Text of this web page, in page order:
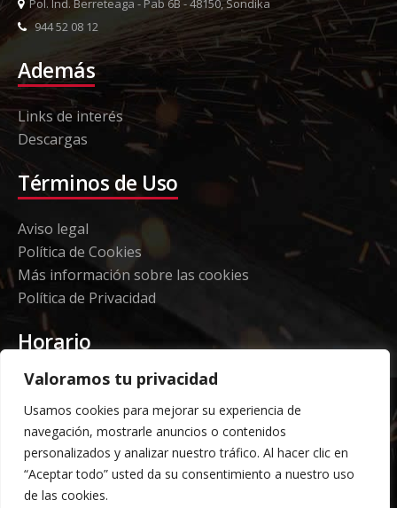
Valoramos tu privacidad
Usamos cookies para mejorar su experiencia de
navegación, mostrarle anuncios o contenidos
personalizados y analizar nuestro tráfico. Al hacer clic en
“Aceptar todo” usted da su consentimiento a nuestro uso
de las cookies.
944 52 08 12
Además
Links de interés
Descargas
Términos de Uso
Aviso legal
Política de Cookies
Más información sobre las cookies
Política de Privacidad
Horario
Etorki - Sede
Lunes a jueves 08:00 a 16:00
Viernes: 08:00 a 14:00
Almacén Grandes Volúmenes